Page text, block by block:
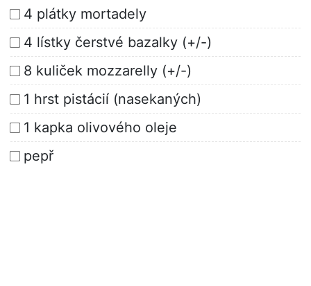
4 plátky mortadely
4 lístky čerstvé bazalky (+/-)
8 kuliček mozzarelly (+/-)
1 hrst pistácií (nasekaných)
1 kapka olivového oleje
pepř